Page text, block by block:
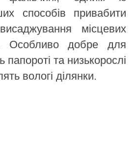
способів привабити
місцевих
Особливо добре для
папороті та низькорослі
вологі ділянки.